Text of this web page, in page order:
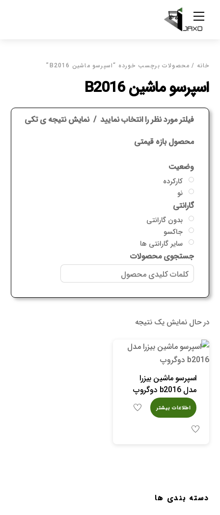
content
Menu
خانه / محصولات برچسب خورده “اسپرسو ماشین B2016”
اسپرسو ماشین B2016
فیلتر مورد نظر را انتخاب نمایید نمایش نتیجه ی تکی
محصول بازه قیمتی
وضعیت
کارکرده
نو
گارانتی
بدون گارانتی
جاکسو
سایر گارانتی ها
جستجوی محصولات
در حال نمایش یک نتیجه
اسپرسو ماشین بیزرا
مدل b2016 دوگروپ
اطلاعات بیشتر
دسته بندی ها